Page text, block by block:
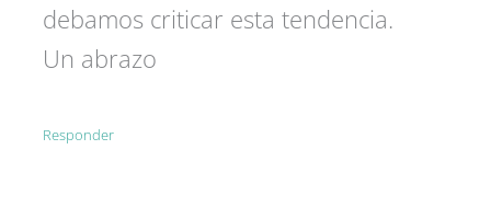
debamos criticar esta tendencia.
Un abrazo
Responder